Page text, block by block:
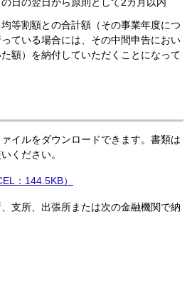
等割額との合計額（その事業年度につ
ている場合には、その中間申告におい
額）を納付していただくことになって
イルをダウンロードできます。書類は
ください。
：144.5KB）
、支所、出張所または次の金融機関で納